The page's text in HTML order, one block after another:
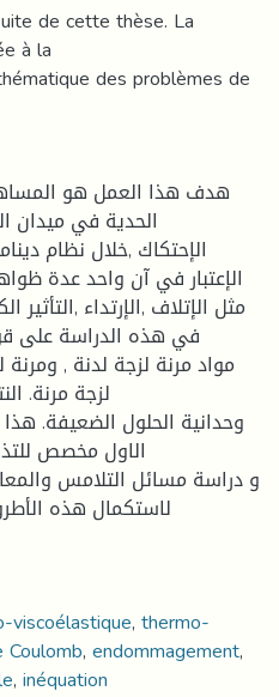
de cette thèse. La
à la
des problèmes de
ھدف ھذا العمل ھو
الحدیة في میدان
الإحتكاك ,خلال نظام
الإعتبار في آن واحد عدة
مثل الإتلاف ,الإرتداء
في ھذه الدراسة على
مواد مرنة لزجة لدنة , ومرنة
لزجة مرنة.
وحدانیة الحلول الضعیفة.
الاول مخصص
و دراسة مسائل التلامس
لاستكمال ھذه
viscoélastique,thermo-
,endommagement,
,inéquation